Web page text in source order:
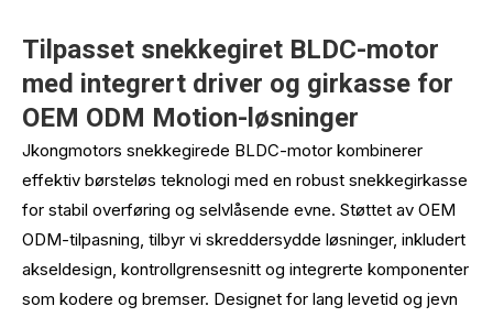
Tilpasset snekkegiret BLDC-motor
med integrert driver og girkasse for
OEM ODM Motion-løsninger
Jkongmotors snekkegirede BLDC-motor kombinerer
effektiv børsteløs teknologi med en robust snekkegirkasse
for stabil overføring og selvlåsende evne. Støttet av OEM
ODM-tilpasning, tilbyr vi skreddersydde løsninger, inkludert
akseldesign, kontrollgrensesnitt og integrerte komponenter
som kodere og bremser. Designet for lang levetid og jevn